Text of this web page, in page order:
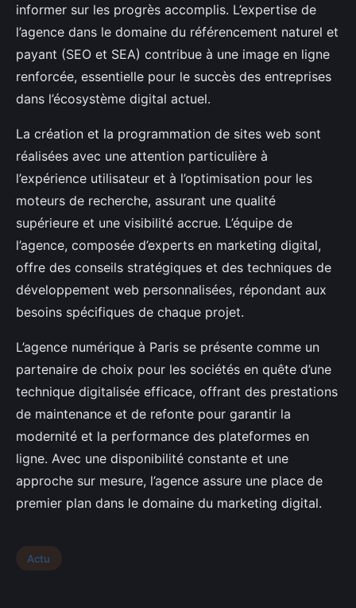
informer sur les progrès accomplis. L’expertise de
l’agence dans le domaine du référencement naturel et
payant (SEO et SEA) contribue à une image en ligne
renforcée, essentielle pour le succès des entreprises
dans l’écosystème digital actuel.
La création et la programmation de sites web sont
réalisées avec une attention particulière à
l’expérience utilisateur et à l’optimisation pour les
moteurs de recherche, assurant une qualité
supérieure et une visibilité accrue. L’équipe de
l’agence, composée d’experts en marketing digital,
offre des conseils stratégiques et des techniques de
développement web personnalisées, répondant aux
besoins spécifiques de chaque projet.
L’agence numérique à Paris se présente comme un
partenaire de choix pour les sociétés en quête d’une
technique digitalisée efficace, offrant des prestations
de maintenance et de refonte pour garantir la
modernité et la performance des plateformes en
ligne. Avec une disponibilité constante et une
approche sur mesure, l’agence assure une place de
premier plan dans le domaine du marketing digital.
Actu